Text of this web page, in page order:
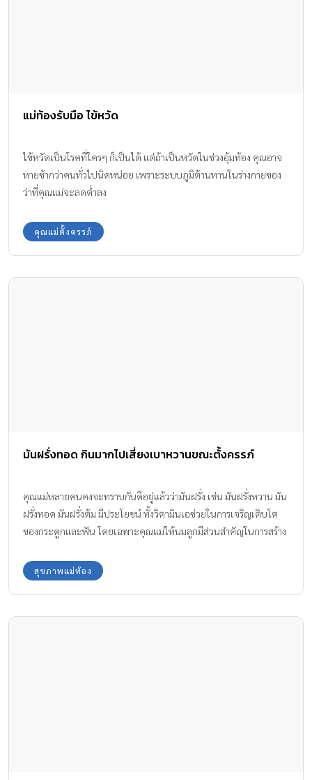
แม่ท้องรับมือ ไข้หวัด
ไข้หวัดเป็นโรคที่ใครๆ ก็เป็นได้ แต่ถ้าเป็นหวัดในช่วงอุ้มท้อง คุณอาจ
หายช้ากว่าคนทั่วไปนิดหน่อย เพราะระบบภูมิต้านทานในร่างกายของ
ว่าที่คุณแม่จะลดต่ำลง
คุณแม่ตั้งครรภ์
มันฝรั่งทอด กินมากไปเสี่ยงเบาหวานขณะตั้งครรภ์
คุณแม่หลายคนคงจะทราบกันดีอยู่แล้วว่ามันฝรั่ง เช่น มันฝรั่งหวาน มัน
ฝรั่งทอด มันฝรั่งต้ม มีประโยชน์ ทั้งวิตามินเอช่วยในการเจริญเติบโต
ของกระดูกและฟัน โดยเฉพาะคุณแม่ให้นมลูกมีส่วนสำคัญในการสร้าง
สุขภาพแม่ท้อง